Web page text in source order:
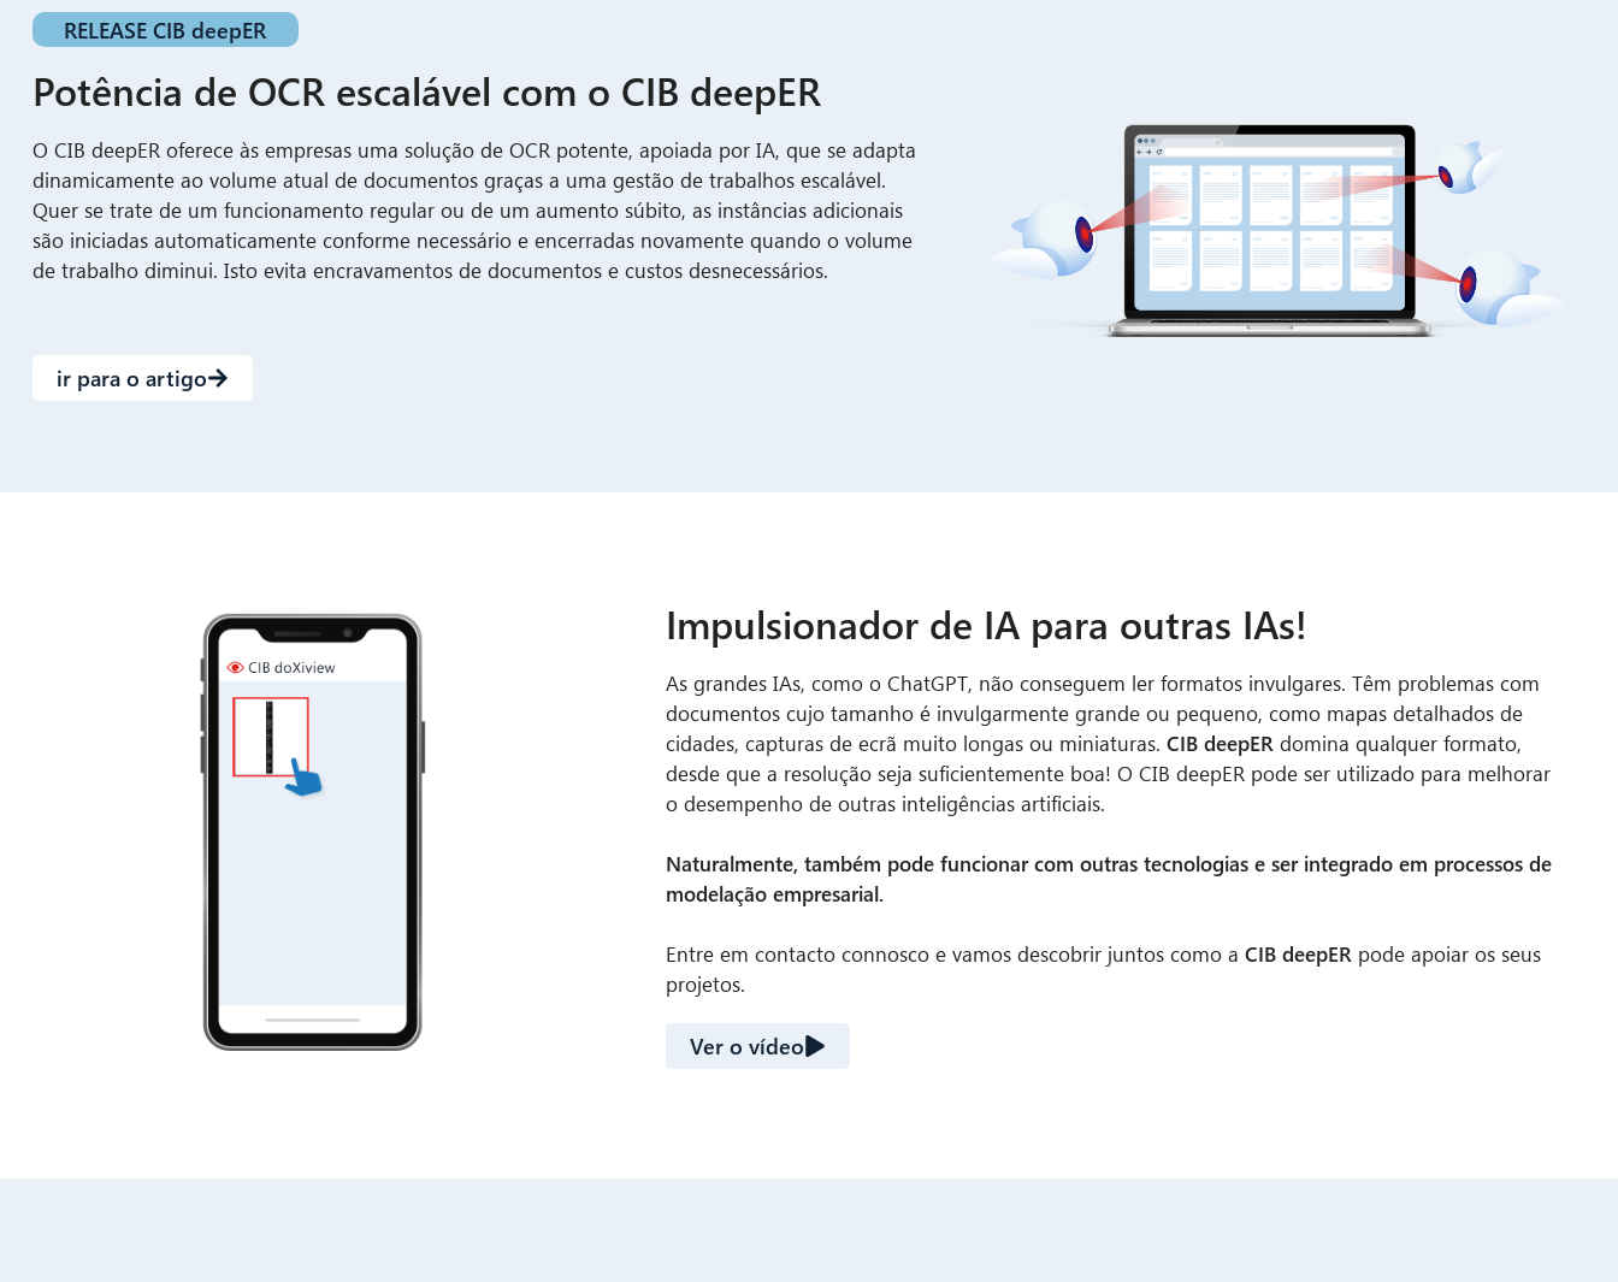
RELEASE CIB deepER
Potência de OCR escalável com o CIB deepER
O CIB deepER oferece às empresas uma solução de OCR potente, apoiada por IA, que se adapta
dinamicamente ao volume atual de documentos graças a uma gestão de trabalhos escalável.
Quer se trate de um funcionamento regular ou de um aumento súbito, as instâncias adicionais
são iniciadas automaticamente conforme necessário e encerradas novamente quando o volume
de trabalho diminui. Isto evita encravamentos de documentos e custos desnecessários.
ir para o artigo
Impulsionador de IA para outras IAs!
As grandes IAs, como o ChatGPT, não conseguem ler formatos invulgares. Têm problemas com
documentos cujo tamanho é invulgarmente grande ou pequeno, como mapas detalhados de
cidades, capturas de ecrã muito longas ou miniaturas. CIB deepERdomina qualquer formato,
desde que a resolução seja suficientemente boa! O CIB deepER pode ser utilizado para melhorar
o desempenho de outras inteligências artificiais.
Naturalmente, também pode funcionar com outras tecnologias e ser integrado em processos de
modelação empresarial.
Entre em contacto connosco e vamos descobrir juntos como a CIB deepERpode apoiar os seus
projetos.
Ver o vídeo